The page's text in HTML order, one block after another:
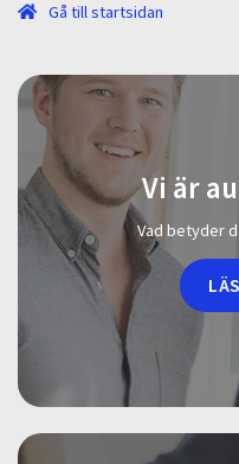
Gå till startsidan
Vi är
Vad betyder